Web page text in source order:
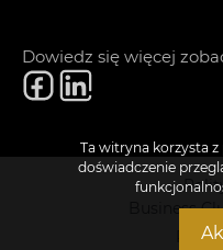
Dowiedz się więcej
Business
Ta witryna korzysta
doświadczenie